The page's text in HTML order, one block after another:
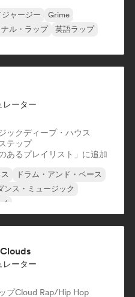
ジャージー
Grime
ル・ラップ
英語ラップ
レーター
ックディープ・ハウス
テップ
あるプレイリスト」に追加
ドラム・アンド・ベース
ンス・ミュージック
レーター
プCloud Rap/Hip Hop